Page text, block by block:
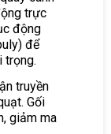
trực
động
để
trọng.
truyền
Gối
giảm ma